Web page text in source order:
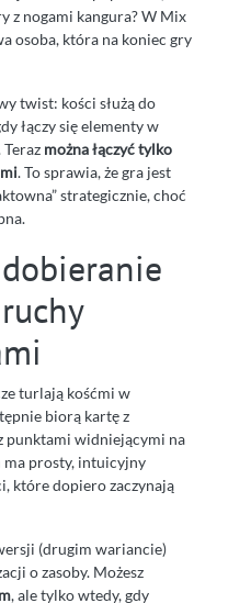
z nogami kangura? W Mix
osoba, która na koniec gry
twist: kości służą do
łączy się elementy w
można łączyć tylko
. To sprawia, że gra jest
strategicznie, choć
turlają kośćmi w
biorą kartę z
punktami widniejącymi na
ma prosty, intuicyjny
które dopiero zaczynają
(drugim wariancie)
o zasoby. Możesz
, ale tylko wtedy, gdy